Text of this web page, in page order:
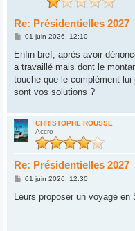
Re: Présidentielles 2027
M
s
a
g
01 juin 2026, 12:10
Enfin bref, après avoir
a travaillé mais dont le
touche que le complément lui
sont vos solutions ?
CHRISTOPHE ROUSSE
Accro
Re: Présidentielles 2027
M
s
01 juin 2026, 12:30
Leurs proposer un voyage en